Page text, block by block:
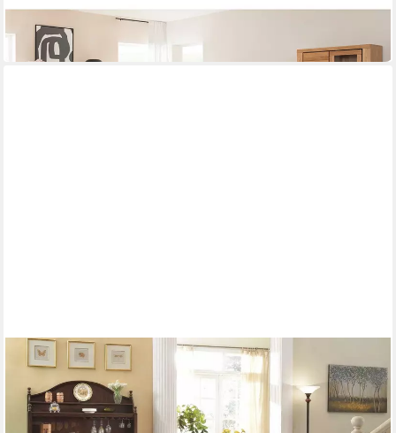
-18%
lieferbar in 8 Wochen
JVMOEBEL
Esszimmer-Set Holz Tisch mit gepolsterten Stühlen in
modernem Design
8.419,00 € UVP10.600,00 €